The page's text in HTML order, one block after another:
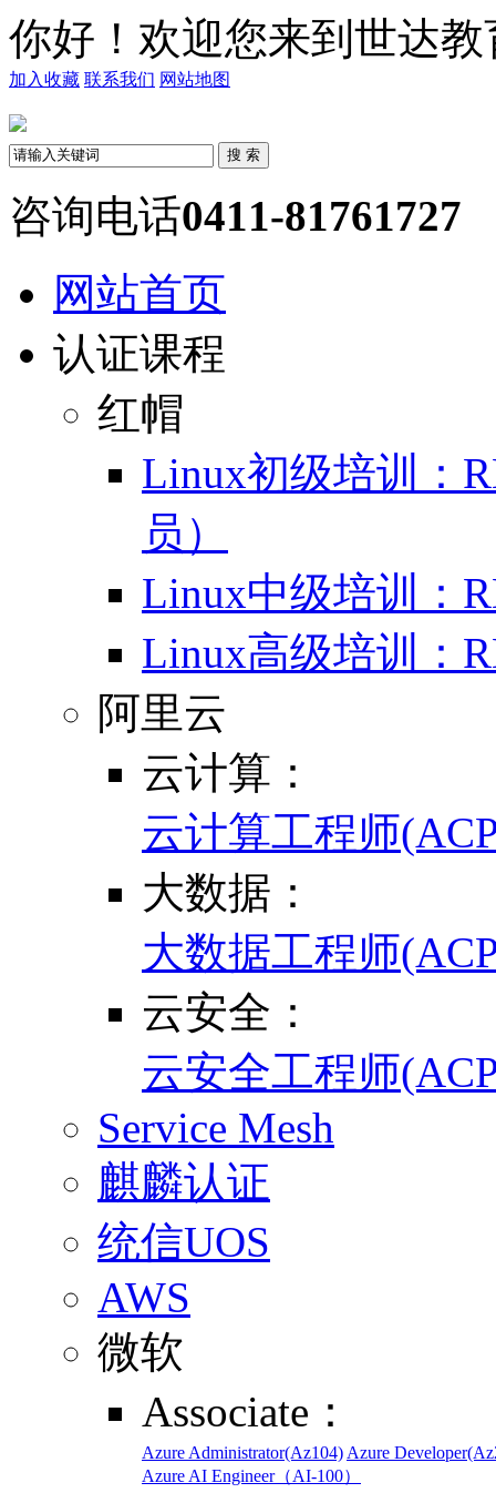
你好！欢迎您来到世达
加入收藏 联系我们 网站地图
咨询电话0411-81761727
网站首页
认证课程
红帽
Linux初级培训：
员）
Linux中级培训：
Linux高级培训：
阿里云
云计算：
云计算工程师
大数据：
大数据工程师
云安全：
云安全工程师
Service Mesh
麒麟认证
统信UOS
AWS
微软
Associate：
Azure Administrator(Az104) Azure
Azure AI Engineer（AI-100）